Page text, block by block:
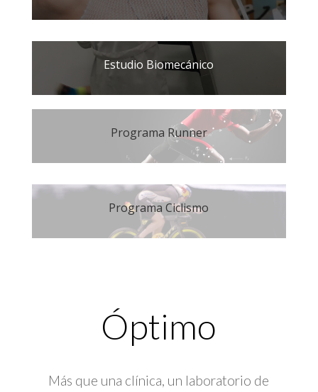
Estudio Biomecánico
Programa Runner
Programa Ciclismo
Óptimo
Más que una clínica, un laboratorio de